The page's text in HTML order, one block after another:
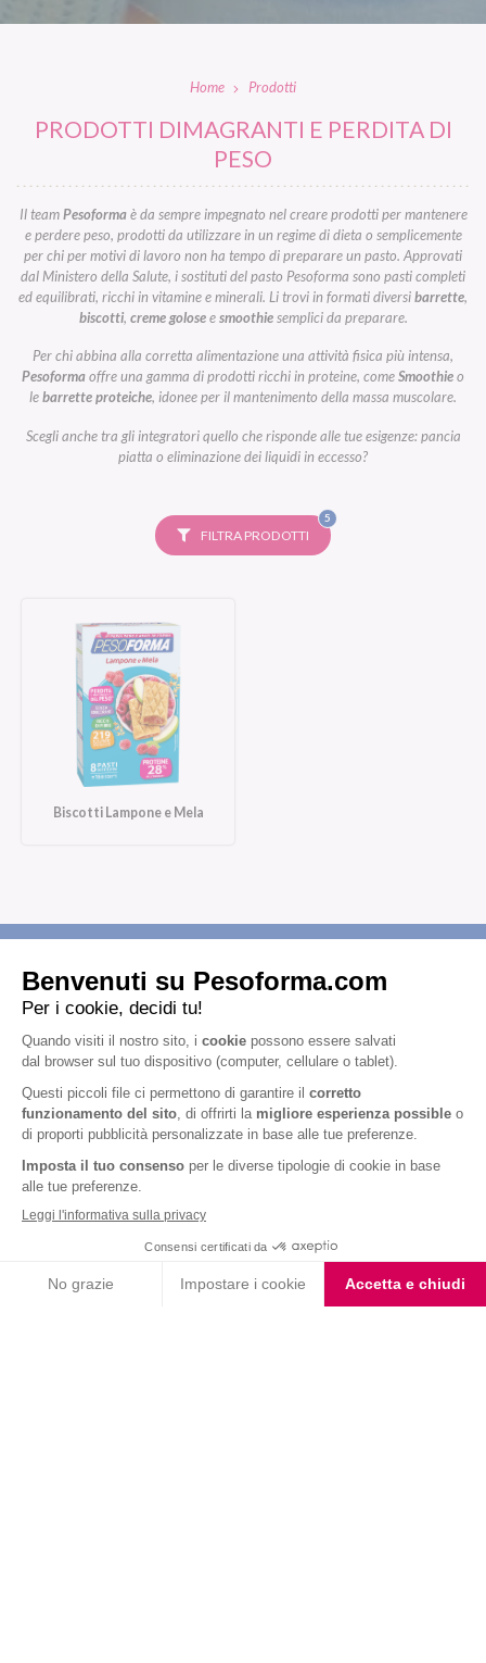
Home Prodotti
PRODOTTI DIMAGRANTI E PERDITA DI
PESO
Il teamPesoformaè da sempre impegnato nel creare prodotti per mantenere
e perdere peso, prodotti da utilizzare in un regime di dieta o semplicemente
per chi per motivi di lavoro non ha tempo di preparare un pasto. Approvati
dal Ministero della Salute, i sostituti del pasto Pesoforma sono pasti completi
ed equilibrati, ricchi in vitamine e minerali. Li trovi in formati diversibarrette,
biscotti, creme goloseesmoothiesemplici da preparare.
Per chi abbina alla corretta alimentazione una attività fisica più intensa,
Pesoformaoffre una gamma di prodotti ricchi in proteine, comeSmoothieo
lebarrette proteiche, idonee per il mantenimento della massa muscolare.
Scegli anche tra gli integratori quello che risponde alle tue esigenze: pancia
piatta o eliminazione dei liquidi in eccesso?
FILTRA PRODOTTI
5FILTRI
SELEZIONATI
Biscotti Lampone e Mela
Letta l'informativa privacy, acconsento all'iscrizione alla newsletter
Nutrition & Sante' Italia Spa
via Gioacchino Rossini 1/A